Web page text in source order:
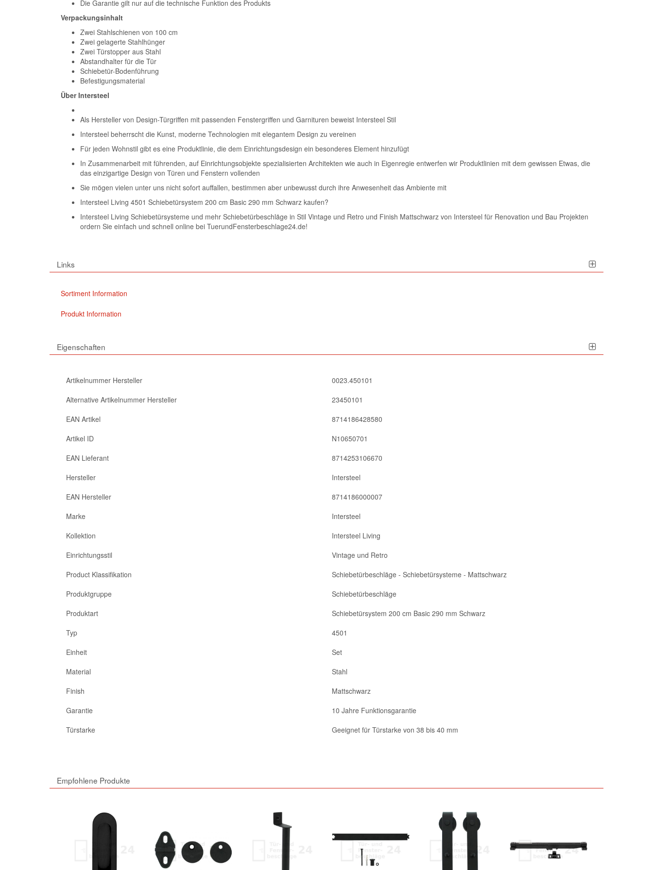
Die Garantie gilt nur auf die technische Funktion des Produkts
Verpackungsinhalt
Zwei Stahlschienen von 100 cm
Zwei gelagerte Stahlhünger
Zwei Türstopper aus Stahl
Abstandhalter für die Tür
Schiebetür-Bodenführung
Befestigungsmaterial
Über Intersteel
Als Hersteller von Design-Türgriffen mit passenden Fenstergriffen und Garnituren beweist Intersteel Stil
Intersteel beherrscht die Kunst, moderne Technologien mit elegantem Design zu vereinen
Für jeden Wohnstil gibt es eine Produktlinie, die dem Einrichtungsdesign ein besonderes Element hinzufügt
In Zusammenarbeit mit führenden, auf Einrichtungsobjekte spezialisierten Architekten wie auch in Eigenregie entwerfen wir Produktlinien mit dem gewissen Etwas, die
das einzigartige Design von Türen und Fenstern vollenden
Sie mögen vielen unter uns nicht sofort auffallen, bestimmen aber unbewusst durch ihre Anwesenheit das Ambiente mit
Intersteel Living 4501 Schiebetürsystem 200 cm Basic 290 mm Schwarz kaufen?
Intersteel Living Schiebetürsysteme und mehr Schiebetürbeschläge in Stil Vintage und Retro und Finish Mattschwarz von Intersteel für Renovation und Bau Projekten
ordern Sie einfach und schnell online bei TuerundFensterbeschlage24.de!
Links
Sortiment Information
Produkt Information
Eigenschaften
Artikelnummer Hersteller
0023.450101
Alternative Artikelnummer Hersteller
23450101
EAN Artikel
8714186428580
Artikel ID
N10650701
EAN Lieferant
8714253106670
Hersteller
Intersteel
EAN Hersteller
8714186000007
Marke
Intersteel
Kollektion
Intersteel Living
Einrichtungsstil
Vintage und Retro
Product Klassifikation
Schiebetürbeschläge - Schiebetürsysteme - Mattschwarz
Produktgruppe
Schiebetürbeschläge
Produktart
Schiebetürsystem 200 cm Basic 290 mm Schwarz
Typ
4501
Einheit
Set
Material
Stahl
Finish
Mattschwarz
Garantie
10 Jahre Funktionsgarantie
Türstarke
Geeignet für Türstarke von 38 bis 40 mm
Empfohlene Produkte